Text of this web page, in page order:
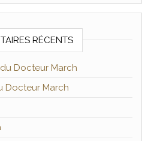
RÉCENTS
Docteur March
Docteur March